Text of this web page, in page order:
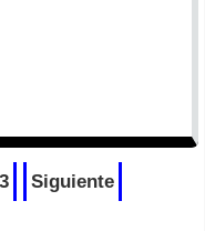
3 Siguiente